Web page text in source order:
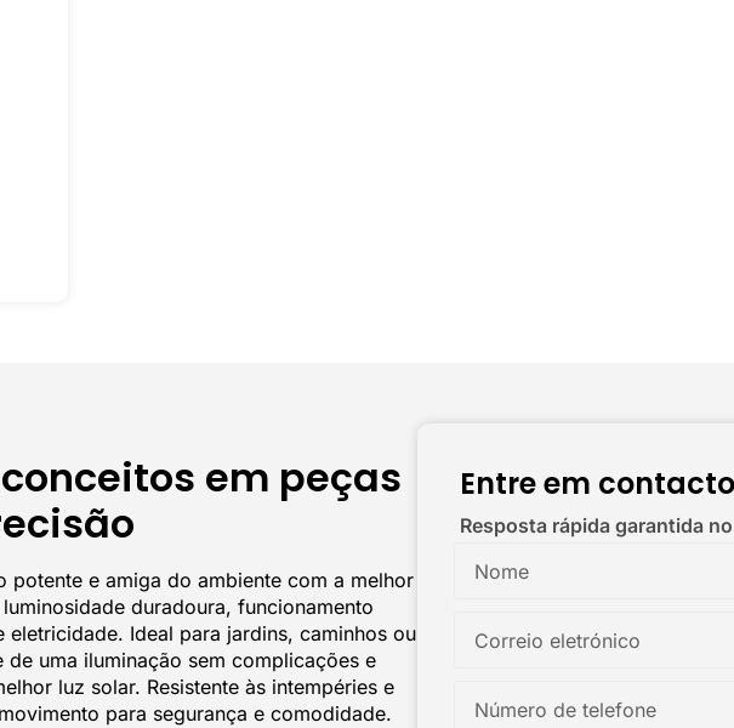
em peças
potente e amiga do ambiente com a melhor
duradoura, funcionamento
Ideal para jardins, caminhos ou
de uma iluminação sem complicações e
luz solar. Resistente às intempéries e
para segurança e comodidade.
Entre em
Resposta rápida garantida